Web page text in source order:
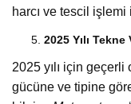
harcı ve tescil
2025 Yılı
2025 yılı için
gücüne ve tipine